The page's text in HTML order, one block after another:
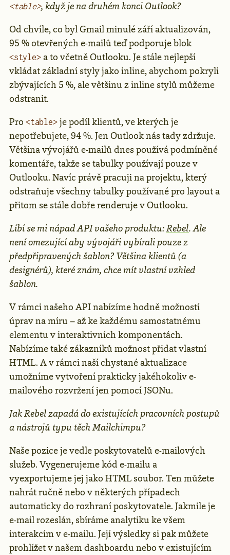
<table>, když je na druhém konci Outlook?
Od chvíle, co byl Gmail minulé září aktualizován,
95 % otevřených e-mailů teď podporuje blok
<style>a to včetně Outlooku. Je stále nejlepší
vkládat základní styly jako inline, abychom pokryli
zbývajících 5 %, ale většinu z inline stylů můžeme
odstranit.
Pro <table>je podíl klientů, ve kterých je
nepotřebujete, 94 %. Jen Outlook nás tady zdržuje.
Většina vývojářů e-mailů dnes používá podmíněné
komentáře, takže se tabulky používají pouze v
Outlooku. Navíc právě pracuji na projektu, který
odstraňuje všechny tabulky používané pro layout a
přitom se stále dobře renderuje v Outlooku.
Líbí se mi nápad API vašeho produktu:Rebel. Ale
není omezující aby vývojáři vybírali pouze z
předpřipravených šablon? Většina klientů (a
designérů), které znám, chce mít vlastní vzhled
šablon.
V rámci našeho API nabízíme hodně možností
úprav na míru – až ke každému samostatnému
elementu v interaktivních komponentách.
Nabízíme také zákazníků možnost přidat vlastní
HTML. A v rámci naší chystané aktualizace
umožníme vytvoření prakticky jakéhokoliv e-
mailového rozvržení jen pomocí JSONu.
Jak Rebel zapadá do existujících pracovních postupů
a nástrojů typu těch Mailchimpu?
Naše pozice je vedle poskytovatelů e-mailových
služeb. Vygenerujeme kód e-mailu a
vyexportujeme jej jako HTML soubor. Ten můžete
nahrát ručně nebo v některých případech
automaticky do rozhraní poskytovatele. Jakmile je
e-mail rozeslán, sbíráme analytiku ke všem
interakcím v e-mailu. Její výsledky si pak můžete
prohlížet v našem dashboardu nebo v existujícím